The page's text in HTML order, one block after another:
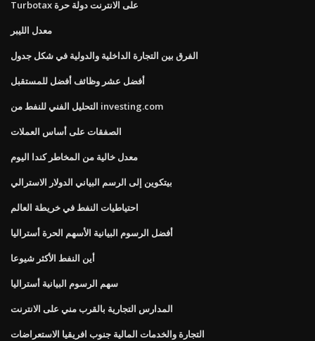
Turbotax على الانترنت دولة حرة
معدل الليبر
الفرق بين التجارة الداخلية والدولية في شكل جدول
أفضل عشر وظائف أفضل للمستقبل
التحليل الفني للنفط من investing.com
الصفقات على أساس العملات
معدل خالية من المخاطر كندا اليوم
بيتكوين إلى الرسم البياني الدولار الاسترالي
احتياطيات النفط في خريطة العالم
أفضل الرسوم البيانية الأسهم الحرة أستراليا
أين النفط الأكثر شيوعا
سهم الرسوم البيانية أستراليا
المدارس التجارية بالقرب مني على الانترنت
التجارة والخدمات المالية جنوب افريقيا الاستعراضات